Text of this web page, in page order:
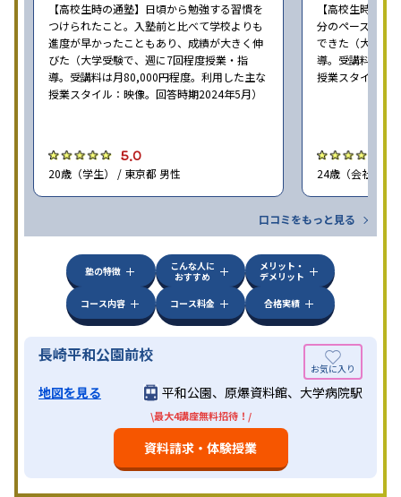
【高校生時の通塾】日頃から勉強する習慣を
つけられたこと。入塾前と比べて学校よりも
進度が早かったこともあり、成績が大きく伸
びた（大学受験で、週に7回程度授業・指
導。受講料は月80,000円程度。利用した主な
授業スタイル：映像。回答時期2024年5月）
5.0
20歳（学生） / 東京都 男性
【高校生時の通
分のペースで進
できた（大学受
導。受講料は月
授業スタイル：
24歳（会社員<
口コミをもっと見る
塾の特徴
こんな人に
おすすめ
メリット・
デメリット
コース内容
コース料金 合格実績
長崎平和公園前校
地図を見る 平和公園、原爆資料館、大学病院駅
\最大4講座無料招待！/
資料請求・体験授業